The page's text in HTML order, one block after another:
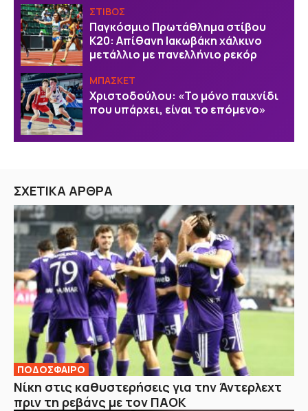
ΣΤΙΒΟΣ
Παγκόσμιο Πρωτάθλημα στίβου
Κ20: Απίθανη Ιακωβάκη χάλκινο
μετάλλιο με πανελλήνιο ρεκόρ
ΜΠΑΣΚΕΤ
Χριστοδούλου: «Το μόνο παιχνίδι
που υπάρχει, είναι το επόμενο»
ΣΧΕΤΙΚΑ ΑΡΘΡΑ
ΠΟΔΟΣΦΑΙΡΟ
Νίκη στις καθυστερήσεις για την Άντερλεχτ
πριν τη ρεβάνς με τον ΠΑΟΚ